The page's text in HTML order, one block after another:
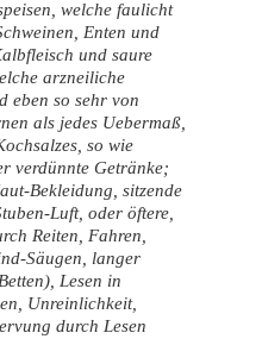
welche faulicht
Enten und
und saure
arzneiliche
eben so sehr von
als jedes Uebermaß,
so wie
verdünnte Getränke;
Bekleidung, sitzende
Luft, oder öftere,
Reiten, Fahren,
Säugen, langer
Lesen in
Unreinlichkeit,
durch Lesen